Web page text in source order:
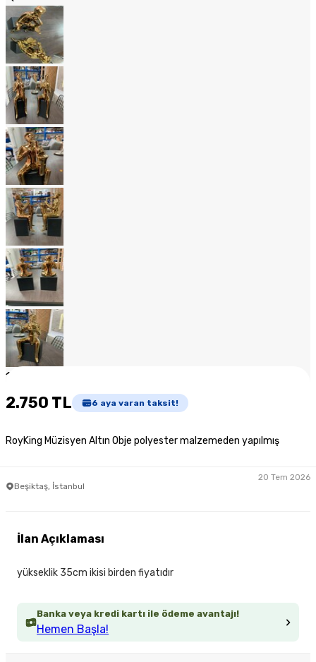
1
2.750 TL 6 aya varan taksit!
RoyKing Müzisyen Altın Obje polyester malzemeden yapılmış
Beşiktaş, İstanbul
20 Tem 2026
Banka veya kredi kartı ile ödeme avantajı!
Hemen Başla!
İlan Açıklaması
yükseklik 35cm ikisi birden fiyatıdır